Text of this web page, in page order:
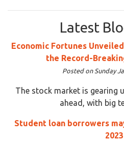
Latest
Economic Fortunes
the Record-
Posted on Sunday
The stock market is gearing
ahead, with big
Student loan borrowers
2023